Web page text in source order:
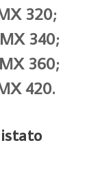
320;
340;
360;
420.